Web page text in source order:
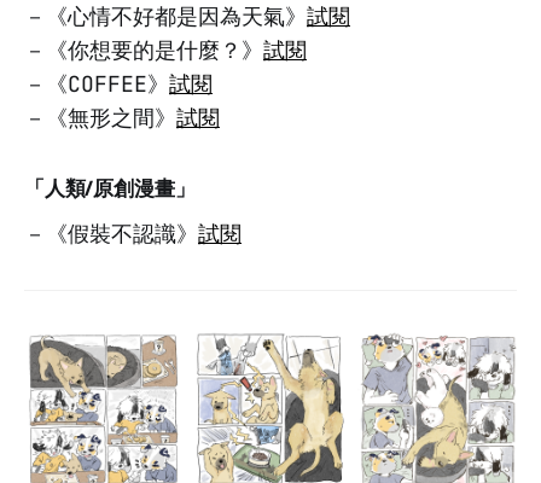
－《心情不好都是因為天氣》 試閱
－《你想要的是什麼？》 試閱
－《COFFEE》 試閱
－《無形之間》 試閱
「人類/原創漫畫」
－《假裝不認識》 試閱